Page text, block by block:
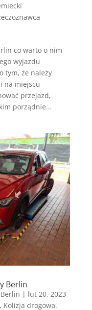
co warto o nim
wyjazdu
tym, że należy
na miejscu
przejazd,
porządnie...
Berlin
| lut 20, 2023
, Kolizja drogowa,